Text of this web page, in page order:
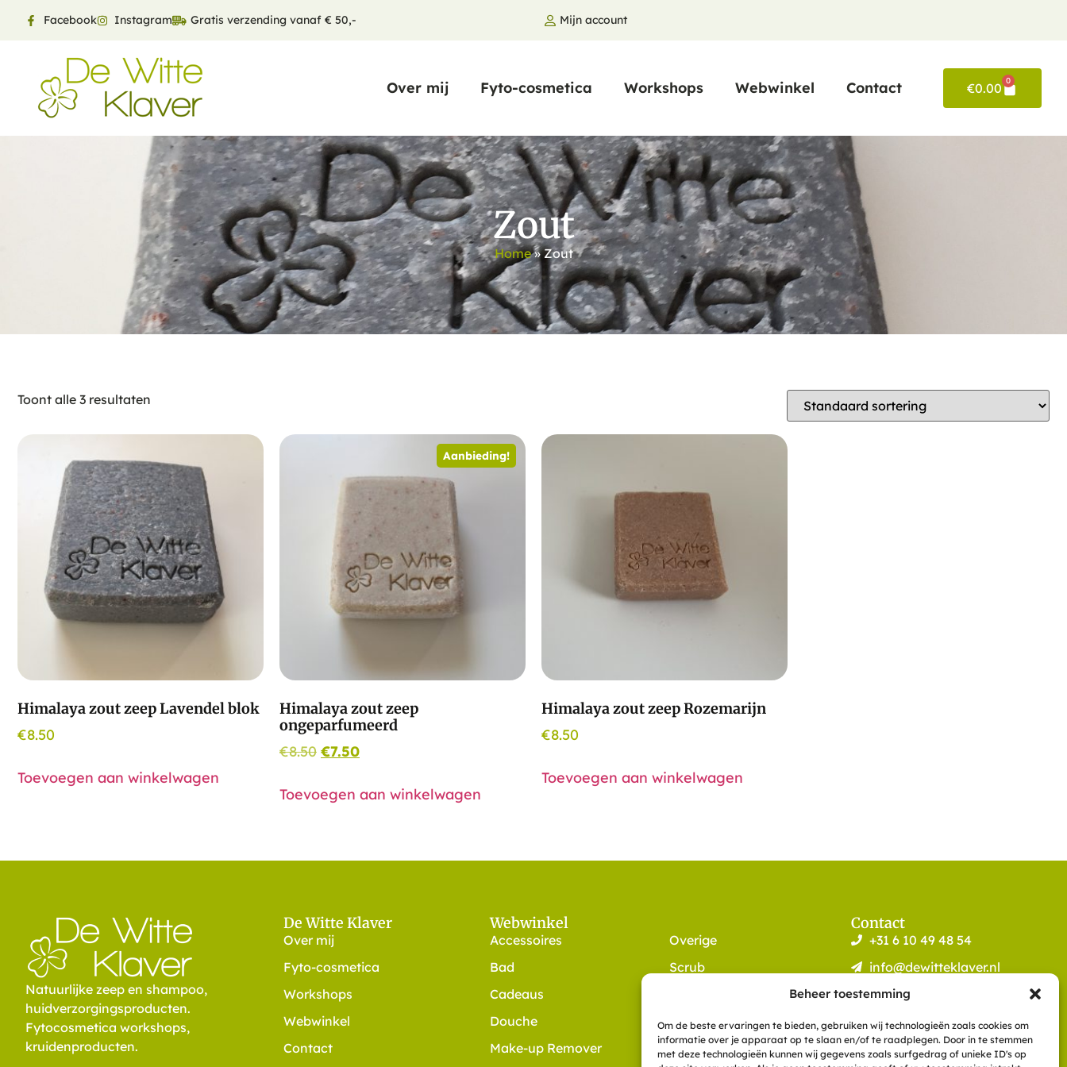
Beheer toestemming
Om de beste ervaringen te bieden, gebruiken wij technologieën zoals cookies om
informatie over je apparaat op te slaan en/of te raadplegen. Door in te stemmen
met deze technologieën kunnen wij gegevens zoals surfgedrag of unieke ID's op
Facebook Instagram Gratis verzending vanaf € 50,- Mijn account
Over mij Fyto-cosmetica Workshops Webwinkel Contact €0.00 0
Zout
Home»Zout
Toont alle 3 resultaten
Himalaya zout zeep Lavendel blok
€8.50
Toevoegen aan winkelwagen
Aanbieding!
Himalaya zout zeep
ongeparfumeerd
€8.50 €7.50
Toevoegen aan winkelwagen
Himalaya zout zeep Rozemarijn
€8.50
Toevoegen aan winkelwagen
Natuurlijke zeep en shampoo,
huidverzorgingsproducten.
Fytocosmetica workshops,
kruidenproducten.
De Witte Klaver
Over mij
Fyto-cosmetica
Workshops
Webwinkel
Contact
Webwinkel
Accessoires
Bad
Cadeaus
Douche
Make-up Remover
Overige
Scrub
Thee
Zalven
Contact
+31 6 10 49 48 54
info@dewitteklaver.nl
Meerkoet 8
9781 ZN, Bedum
KVK: 57836558